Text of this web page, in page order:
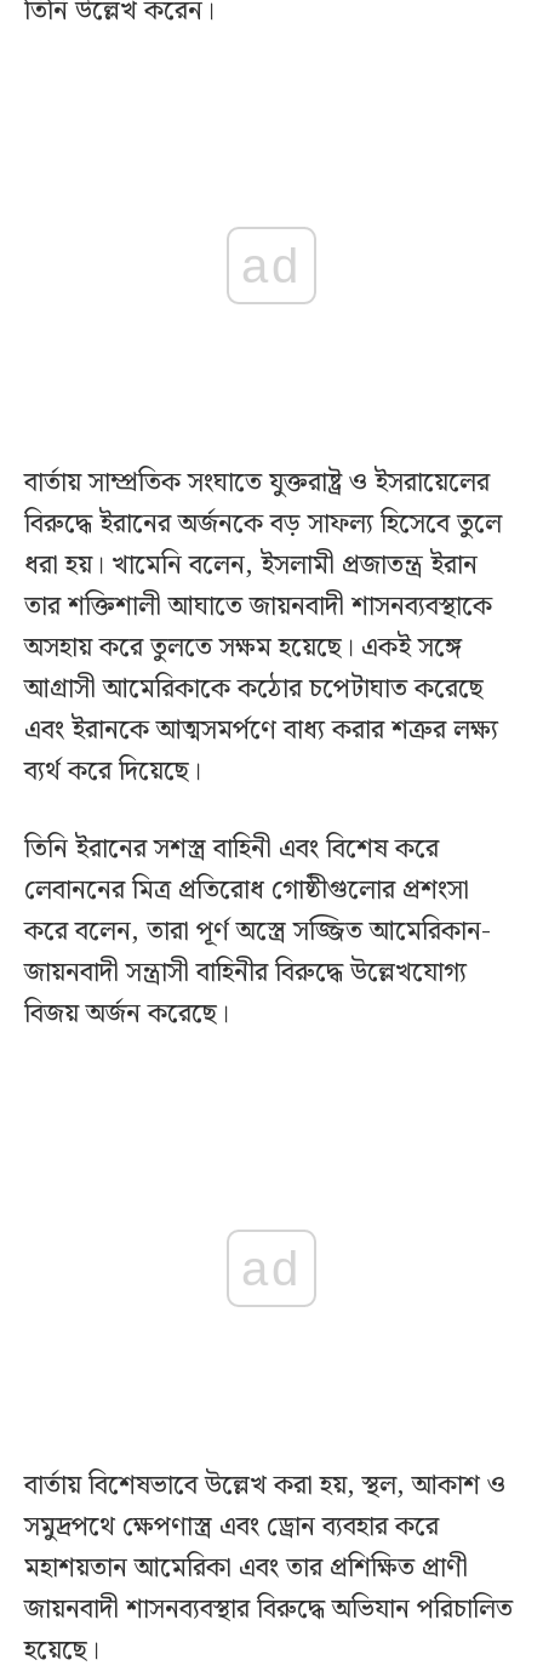
তিনি উল্লেখ করেন।
ad
বার্তায় সাম্প্রতিক সংঘাতে যুক্তরাষ্ট্র ও ইসরায়েলের
বিরুদ্ধে ইরানের অর্জনকে বড় সাফল্য হিসেবে তুলে
ধরা হয়। খামেনি বলেন, ইসলামী প্রজাতন্ত্র ইরান
তার শক্তিশালী আঘাতে জায়নবাদী শাসনব্যবস্থাকে
অসহায় করে তুলতে সক্ষম হয়েছে। একই সঙ্গে
আগ্রাসী আমেরিকাকে কঠোর চপেটাঘাত করেছে
এবং ইরানকে আত্মসমর্পণে বাধ্য করার শত্রুর লক্ষ্য
ব্যর্থ করে দিয়েছে।
তিনি ইরানের সশস্ত্র বাহিনী এবং বিশেষ করে
লেবাননের মিত্র প্রতিরোধ গোষ্ঠীগুলোর প্রশংসা
করে বলেন, তারা পূর্ণ অস্ত্রে সজ্জিত আমেরিকান-
জায়নবাদী সন্ত্রাসী বাহিনীর বিরুদ্ধে উল্লেখযোগ্য
বিজয় অর্জন করেছে।
ad
বার্তায় বিশেষভাবে উল্লেখ করা হয়, স্থল, আকাশ ও
সমুদ্রপথে ক্ষেপণাস্ত্র এবং ড্রোন ব্যবহার করে
মহাশয়তান আমেরিকা এবং তার প্রশিক্ষিত প্রাণী
জায়নবাদী শাসনব্যবস্থার বিরুদ্ধে অভিযান পরিচালিত
হয়েছে।